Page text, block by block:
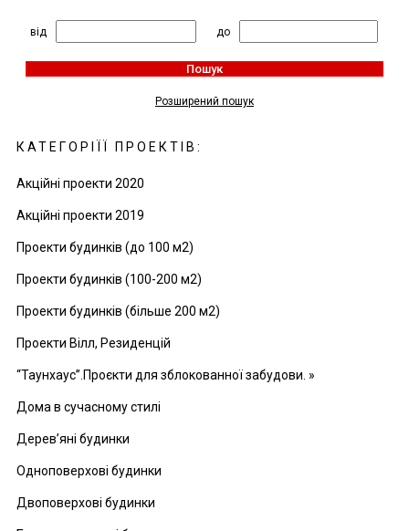
від
до
Пошук
Розширений пошук
КАТЕГОРІЇЇ ПРОЕКТІВ:
Акційні проекти 2020
Акційні проекти 2019
Проекти будинків (до 100 м2)
Проекти будинків (100-200 м2)
Проекти будинків (більше 200 м2)
Проекти Вілл, Резиденцій
“Таунхаус”.Проєкти для зблокованної забудови. »
Дома в сучасному стилі
Дерев’яні будинки
Одноповерхові будинки
Двоповерхові будинки